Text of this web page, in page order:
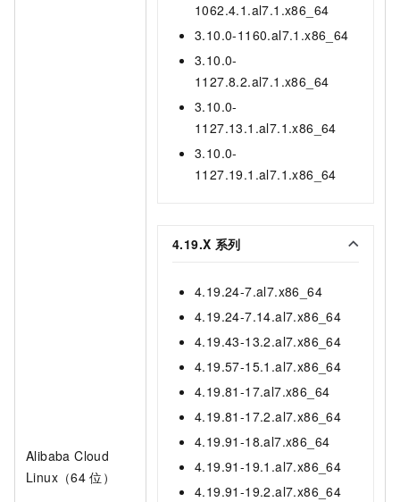
Alibaba Cloud
Linux（64 位）
1062.4.1.al7.1.x86_64
3.10.0-1160.al7.1.x86_64
3.10.0-
1127.8.2.al7.1.x86_64
3.10.0-
1127.13.1.al7.1.x86_64
3.10.0-
1127.19.1.al7.1.x86_64
4.19.X 系列
4.19.24-7.al7.x86_64
4.19.24-7.14.al7.x86_64
4.19.43-13.2.al7.x86_64
4.19.57-15.1.al7.x86_64
4.19.81-17.al7.x86_64
4.19.81-17.2.al7.x86_64
4.19.91-18.al7.x86_64
4.19.91-19.1.al7.x86_64
4.19.91-19.2.al7.x86_64